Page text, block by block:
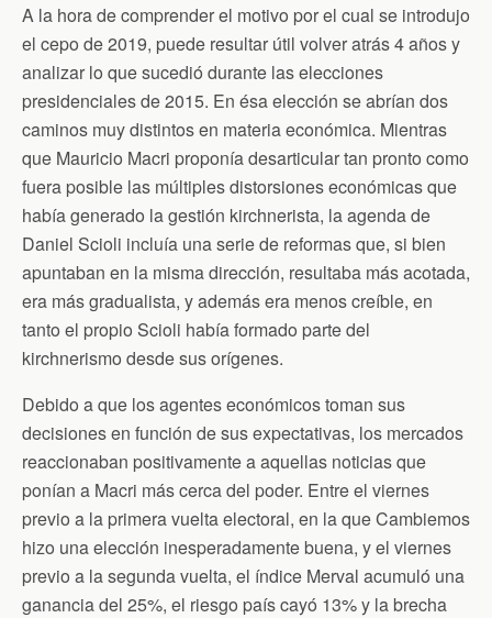
A la hora de comprender el motivo por el cual se introdujo
el cepo de 2019, puede resultar útil volver atrás 4 años y
analizar lo que sucedió durante las elecciones
presidenciales de 2015. En ésa elección se abrían dos
caminos muy distintos en materia económica. Mientras
que Mauricio Macri proponía desarticular tan pronto como
fuera posible las múltiples distorsiones económicas que
había generado la gestión kirchnerista, la agenda de
Daniel Scioli incluía una serie de reformas que, si bien
apuntaban en la misma dirección, resultaba más acotada,
era más gradualista, y además era menos creíble, en
tanto el propio Scioli había formado parte del
kirchnerismo desde sus orígenes.
Debido a que los agentes económicos toman sus
decisiones en función de sus expectativas, los mercados
reaccionaban positivamente a aquellas noticias que
ponían a Macri más cerca del poder. Entre el viernes
previo a la primera vuelta electoral, en la que Cambiemos
hizo una elección inesperadamente buena, y el viernes
previo a la segunda vuelta, el índice Merval acumuló una
ganancia del 25%, el riesgo país cayó 13% y la brecha